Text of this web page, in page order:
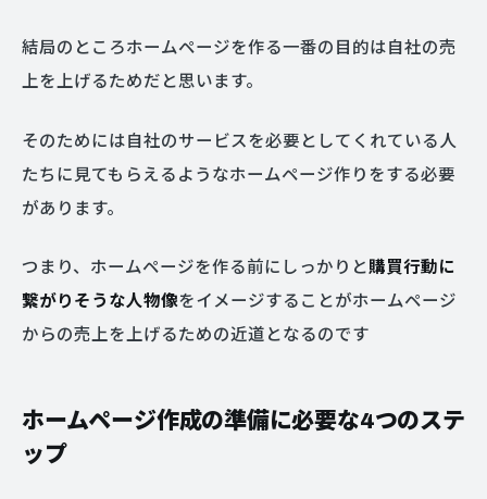
結局のところホームページを作る一番の目的は自社の売
上を上げるためだと思います。
そのためには自社のサービスを必要としてくれている人
たちに見てもらえるようなホームページ作りをする必要
があります。
つまり、ホームページを作る前にしっかりと購買行動に
繋がりそうな人物像をイメージすることがホームページ
からの売上を上げるための近道となるのです
ホームページ作成の準備に必要な4つのステ
ップ